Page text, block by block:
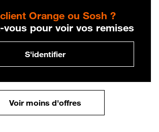
Orange ou Sosh ?
vous pour voir vos remises
S'identifier
Voir moins d'offres